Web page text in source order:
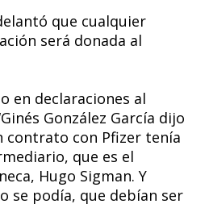
que cualquier
será donada al
en declaraciones al
González García dijo
contrato con Pfizer tenía
que es el
Hugo Sigman. Y
se podía, que debían ser